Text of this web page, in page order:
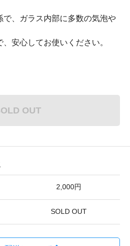
、ガラス内部に多数の気泡や
安心してお使いください。
OUT
2,000円
SOLD OUT